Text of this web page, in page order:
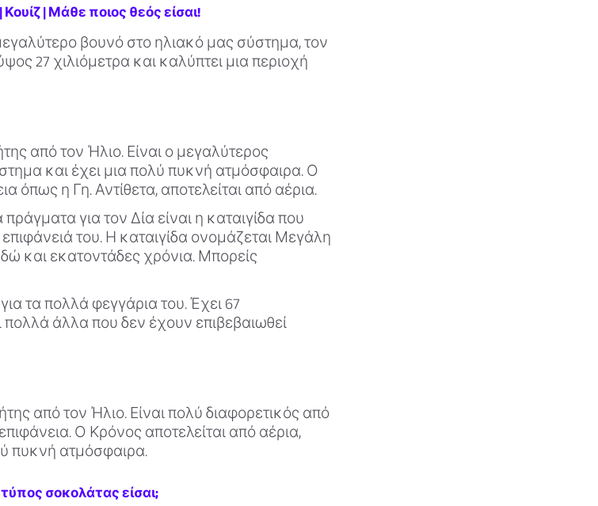
| Μάθε ποιος θεός είσαι!
βουνό στο ηλιακό μας σύστημα, τον
27 χιλιόμετρα και καλύπτει μια περιοχή
από τον Ήλιο. Είναι ο μεγαλύτερος
και έχει μια πολύ πυκνή ατμόσφαιρα. Ο
όπως η Γη. Αντίθετα, αποτελείται από αέρια.
για τον Δία είναι η καταιγίδα που
επιφάνειά του. Η καταιγίδα ονομάζεται Μεγάλη
και εκατοντάδες χρόνια. Μπορείς
τα πολλά φεγγάρια του. Έχει 67
άλλα που δεν έχουν επιβεβαιωθεί
από τον Ήλιο. Είναι πολύ διαφορετικός από
Ο Κρόνος αποτελείται από αέρια,
πυκνή ατμόσφαιρα.
σοκολάτας είσαι;